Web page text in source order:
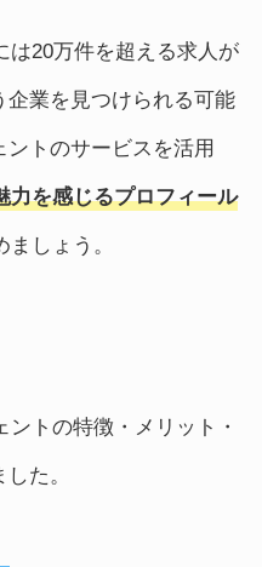
は20万件を超える求人が
業を見つけられる可能
トのサービスを活用
力を感じるプロフィール
しょう。
トの特徴・メリット・
た。